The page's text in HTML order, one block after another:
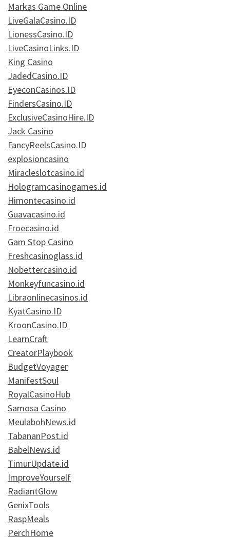
Markas Game Online
LiveGalaCasino.ID
LionessCasino.ID
LiveCasinoLinks.ID
King Casino
JadedCasino.ID
EyeconCasinos.ID
FindersCasino.ID
ExclusiveCasinoHire.ID
Jack Casino
FancyReelsCasino.ID
explosioncasino
Miracleslotcasino.id
Hologramcasinogames.id
Himontecasino.id
Guavacasino.id
Froecasino.id
Gam Stop Casino
Freshcasinoglass.id
Nobettercasino.id
Monkeyfuncasino.id
Libraonlinecasinos.id
KyatCasino.ID
KroonCasino.ID
LearnCraft
CreatorPlaybook
BudgetVoyager
ManifestSoul
RoyalCasinoHub
Samosa Casino
MeulabohNews.id
TabananPost.id
BabelNews.id
TimurUpdate.id
ImproveYourself
RadiantGlow
GenixTools
RaspMeals
PerchHome